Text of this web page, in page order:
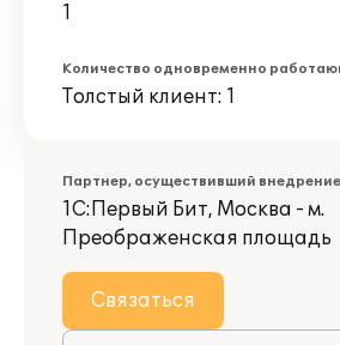
1
Количество одновременно
Толстый клиент: 1
Партнер, осуществивший
1С:Первый Бит, Москва - м.
Преображенская площадь
Связаться